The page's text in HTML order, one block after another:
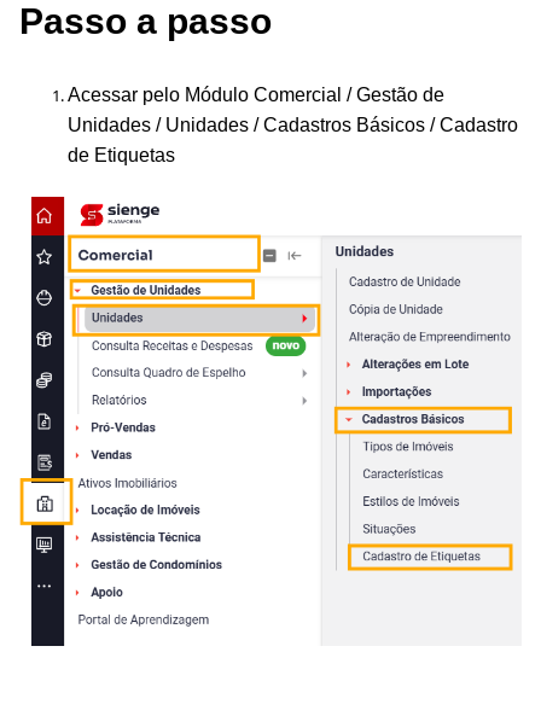
Passo a passo
Acessar pelo Módulo Comercial / Gestão de
Unidades / Unidades / Cadastros Básicos / Cadastro
de Etiquetas